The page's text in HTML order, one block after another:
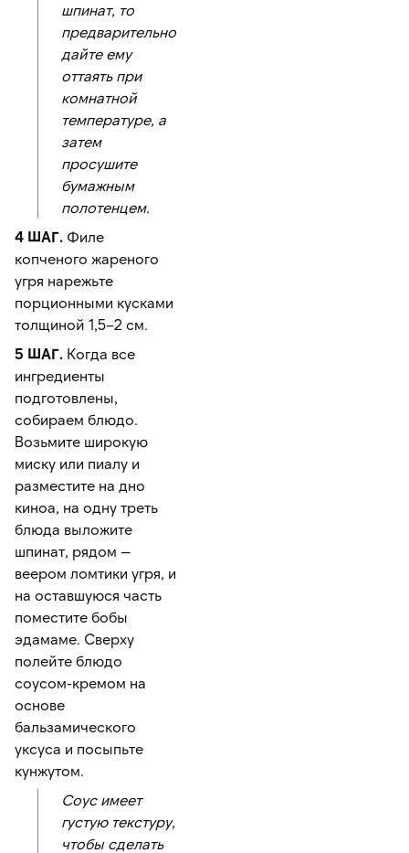
шпинат, то
предварительно
дайте ему
оттаять при
комнатной
температуре, а
затем
просушите
бумажным
полотенцем.
4 ШАГ. Филе
копченого жареного
угря нарежьте
порционными кусками
толщиной 1,5–2 см.
5 ШАГ. Когда все
ингредиенты
подготовлены,
собираем блюдо.
Возьмите широкую
миску или пиалу и
разместите на дно
киноа, на одну треть
блюда выложите
шпинат, рядом —
веером ломтики угря, и
на оставшуюся часть
поместите бобы
эдамаме. Сверху
полейте блюдо
соусом-кремом на
основе
бальзамического
уксуса и посыпьте
кунжутом.
Соус имеет
густую текстуру,
чтобы сделать